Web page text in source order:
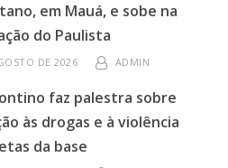
em Mauá, e sobe na
do Paulista
DE 2026 ADMIN
faz palestra sobre
às drogas e à violência
da base